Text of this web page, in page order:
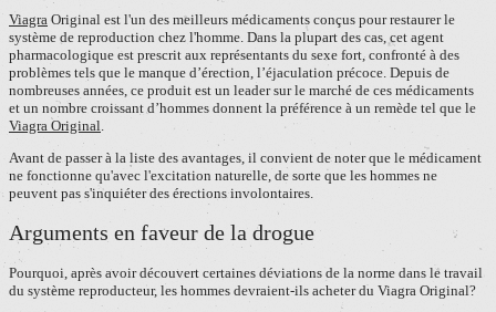
Viagra Original est l'un des meilleurs médicaments conçus pour restaurer le
système de reproduction chez l'homme. Dans la plupart des cas, cet agent
pharmacologique est prescrit aux représentants du sexe fort, confronté à des
problèmes tels que le manque d’érection, l’éjaculation précoce. Depuis de
nombreuses années, ce produit est un leader sur le marché de ces médicaments
et un nombre croissant d’hommes donnent la préférence à un remède tel que le
Viagra Original
Avant de passer à la liste des avantages, il convient de noter que le médicament
ne fonctionne qu'avec l'excitation naturelle, de sorte que les hommes ne
peuvent pas s'inquiéter des érections involontaires.
Arguments en faveur de la drogue
Pourquoi, après avoir découvert certaines déviations de la norme dans le travail
du système reproducteur, les hommes devraient-ils acheter du Viagra Original?